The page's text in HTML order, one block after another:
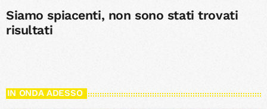
Siamo spiacenti, non sono stati trovati
risultati
IN ONDA ADESSO